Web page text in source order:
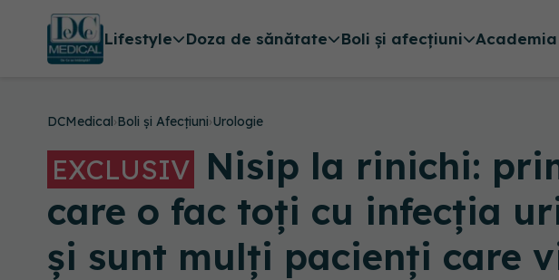
Lifestyle Doza de sănătate Boli și afecțiuni
DCMedical›Boli și Afecțiuni›Urologie
EXCLUSIV Nisip la rinichi:
care o fac toți cu infecția
și sunt mulți pacienți care